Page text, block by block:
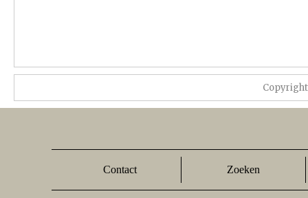
Contact Zoeken